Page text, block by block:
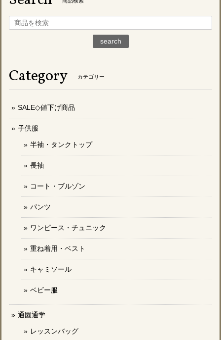
search
Category カテゴリー
SALE◇値下げ商品
子供服
半袖・タンクトップ
長袖
コート・ブルゾン
パンツ
ワンピース・チュニック
重ね着用・ベスト
キャミソール
ベビー服
通園通学
レッスンバッグ